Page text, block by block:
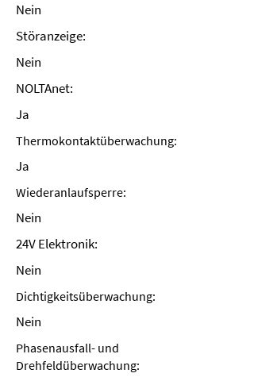
Nein
Störanzeige:
Nein
NOLTAnet:
Ja
Thermokontaktüberwachung:
Ja
Wiederanlaufsperre:
Nein
24V Elektronik:
Nein
Dichtigkeitsüberwachung:
Nein
Phasenausfall- und
Drehfeldüberwachung: